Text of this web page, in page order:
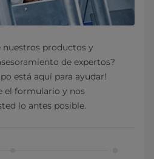
nuestros productos y
de expertos?
está aquí para ayudar!
el formulario y nos
lo antes posible.